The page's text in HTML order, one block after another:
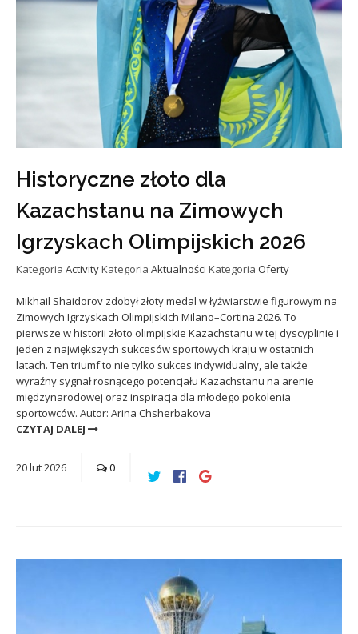
Historyczne złoto dla
Kazachstanu na Zimowych
Igrzyskach Olimpijskich 2026
Kategoria ActivityKategoria Aktualności Kategoria Oferty
Mikhail Shaidorov zdobył złoty medal w łyżwiarstwie figurowym na
Zimowych Igrzyskach Olimpijskich Milano–Cortina 2026. To
pierwsze w historii złoto olimpijskie Kazachstanu w tej dyscyplinie i
jeden z największych sukcesów sportowych kraju w ostatnich
latach. Ten triumf to nie tylko sukces indywidualny, ale także
wyraźny sygnał rosnącego potencjału Kazachstanu na arenie
międzynarodowej oraz inspiracja dla młodego pokolenia
sportowców. Autor: Arina Chsherbakova
CZYTAJ DALEJ
20lut2026 0